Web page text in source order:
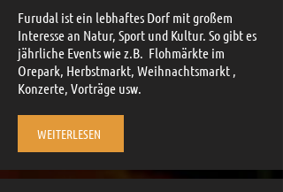
Furudal ist ein lebhaftes Dorf mit großem
Interesse an Natur, Sport und Kultur. So gibt es
jährliche Events wie z.B. Flohmärkte im
Orepark, Herbstmarkt, Weihnachtsmarkt ,
Konzerte, Vorträge usw.
WEITERLESEN